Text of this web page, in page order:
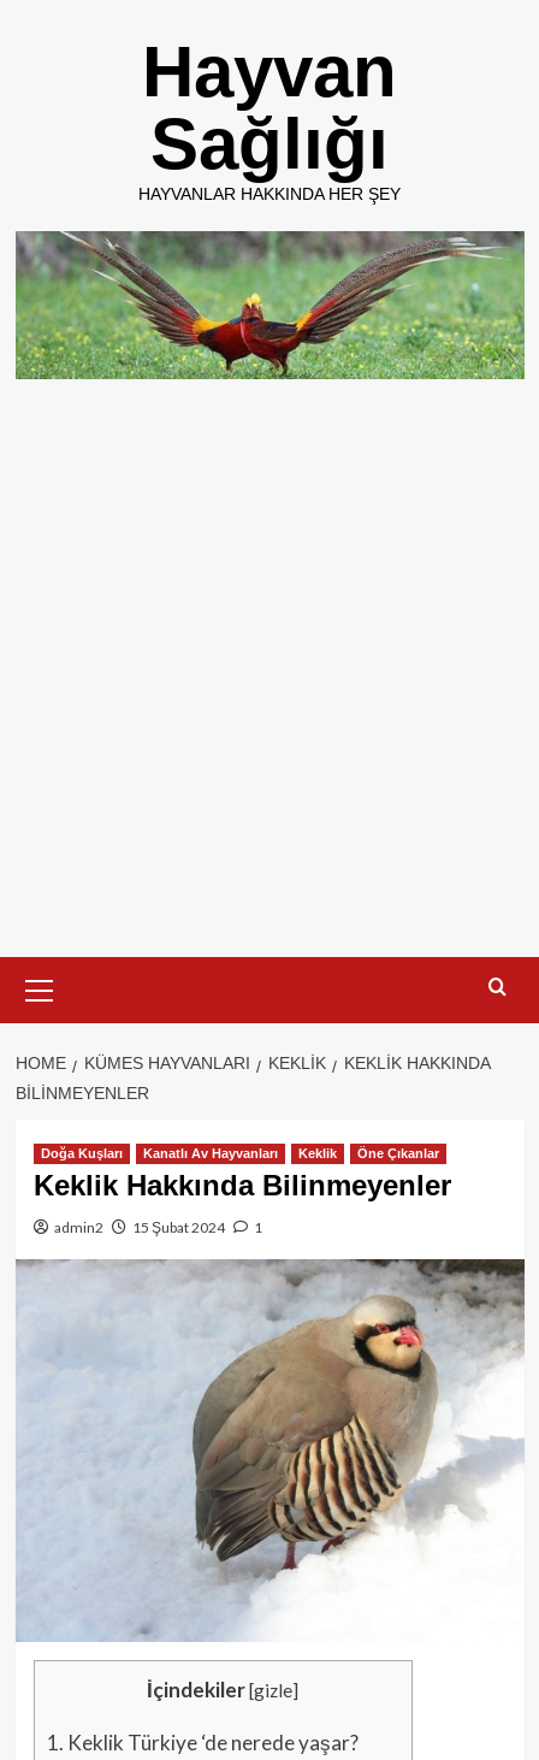
Hayvan
Sağlığı
HAYVANLAR HAKKINDA HER ŞEY
Menu
HOME KÜMES HAYVANLARI KEKLIK
KEKLIK HAKKINDA
BILINMEYENLER
Doğa Kuşları Kanatlı Av Hayvanları Keklik Öne Çıkanlar
Keklik Hakkında Bilinmeyenler
admin2 15 Şubat 2024 1
İçindekiler[gizle]
1. Keklik Türkiye ‘de nerede yaşar?